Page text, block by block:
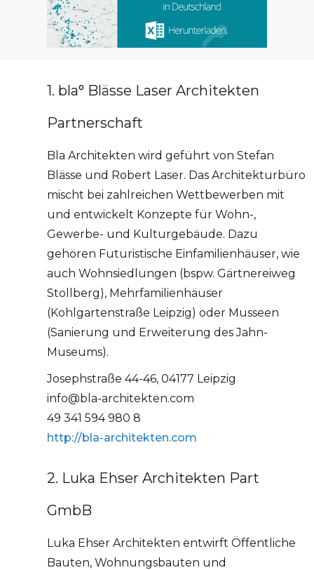
1. bla° Blässe Laser Architekten
Partnerschaft
Bla Architekten wird geführt von Stefan
Blässe und Robert Laser. Das Architekturbüro
mischt bei zahlreichen Wettbewerben mit
und entwickelt Konzepte für Wohn-,
Gewerbe- und Kulturgebäude. Dazu
gehören Futuristische Einfamilienhäuser, wie
auch Wohnsiedlungen (bspw. Gärtnereiweg
Stollberg), Mehrfamilienhäuser
(Kohlgartenstraße Leipzig) oder Musseen
(Sanierung und Erweiterung des Jahn-
Museums).
Josephstraße 44-46, 04177 Leipzig
info@bla-architekten.com
49 341 594 980 8
http://bla-architekten.com
2. Luka Ehser Architekten Part
GmbB
Luka Ehser Architekten entwirft Öffentliche
Bauten, Wohnungsbauten und